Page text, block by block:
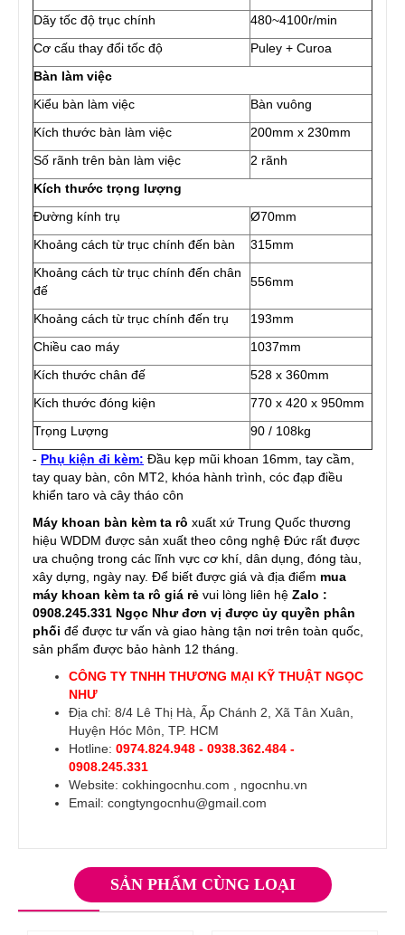
Dãy tốc độ trục chính
480~4100r/min
Cơ cấu thay đổi tốc độ
Puley + Curoa
Bàn làm việc
Kiểu bàn làm việc
Bàn vuông
Kích thước bàn làm việc
200mm x 230mm
Số rãnh trên bàn làm việc
2 rãnh
Kích thước trọng lượng
Đường kính trụ
Ø70mm
Khoảng cách từ trục chính đến bàn
315mm
Khoảng cách từ trục chính đến chân
đế
556mm
Khoảng cách từ trục chính đến trụ
193mm
Chiều cao máy
1037mm
Kích thước chân đế
528 x 360mm
Kích thước đóng kiện
770 x 420 x 950mm
Trọng Lượng
90 / 108kg
- Phụ kiện đi kèm: Đầu kẹp mũi khoan 16mm, tay cầm,
tay quay bàn, côn MT2, khóa hành trình, cóc đạp điều
khiển taro và cây tháo côn
Máy khoan bàn kèm ta rô xuất xứ Trung Quốc thương
hiệu WDDM được sản xuất theo công nghệ Đức rất được
ưa chuộng trong các lĩnh vực cơ khí, dân dụng, đóng tàu,
xây dựng, ngày nay. Để biết được giá và địa điểm mua
máy khoan kèm ta rô giá rẻ vui lòng liên hệ Zalo :
0908.245.331 Ngọc Như đơn vị được ủy quyền phân
phối để được tư vấn và giao hàng tận nơi trên toàn quốc,
sản phẩm được bảo hành 12 tháng.
CÔNG TY TNHH THƯƠNG MẠI KỸ THUẬT NGỌC
NHƯ
Địa chỉ: 8/4 Lê Thị Hà, Ấp Chánh 2, Xã Tân Xuân,
Huyện Hóc Môn, TP. HCM
Hotline: 0974.824.948 - 0938.362.484 -
0908.245.331
Website: cokhingocnhu.com
ngocnhu.vn
Email: congtyngocnhu@gmail.com
SẢN PHẨM CÙNG LOẠI